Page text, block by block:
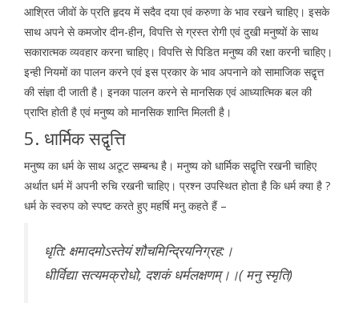
आश्रित जीवों के प्रति हृदय में सदैव दया एवं करुणा के भाव रखने चाहिए। इसके
साथ अपने से कमजोर दीन-हीन, विपत्ति से ग्रस्त रोगी एवं दुखी मनुष्यों के साथ
सकारात्मक व्यवहार करना चाहिए। विपत्ति से पिडित मनुष्य की रक्षा करनी चाहिए।
इन्ही नियमों का पालन करने एवं इस प्रकार के भाव अपनाने को सामाजिक सद्वृत्त
की संज्ञा दी जाती है। इनका पालन करने से मानसिक एवं आध्यात्मिक बल की
प्राप्ति होती है एवं मनुष्य को मानसिक शान्ति मिलती है।
5. धार्मिक सद्वृत्ति
मनुष्य का धर्म के साथ अटूट सम्बन्ध है। मनुष्य को धार्मिक सद्वृत्ति रखनी चाहिए
अर्थात धर्म में अपनी रुचि रखनी चाहिए। प्रश्न उपस्थित होता है कि धर्म क्या है ?
धर्म के स्वरुप को स्पष्ट करते हुए महर्षि मनु कहते हैं –
धृति: क्षमादमोऽस्तेयं शौचमिन्द्रियनिग्रह:।
धीर्विद्या सत्यमक्रोधो, दशकं धर्मलक्षणम्।।( मनु स्मृति)